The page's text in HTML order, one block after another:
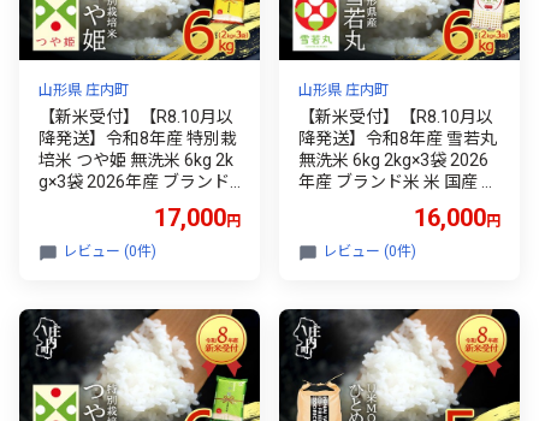
山形県 庄内町
【新米受付】【R8.10月以
降発送】令和8年産 特別栽
培米 つや姫 無洗米 6kg 2k
g×3袋 2026年産 ブランド
庄内平野 コシヒカリの原
点、亀の尾発祥の地 庄内
17,000円
レビュー (0件)
山形県 庄内町
【新米受付】【R8.10月以
降発送】令和8年産 雪若丸
無洗米 6kg 2kg×3袋 2026
年産 ブランド米 米 国産 単
16,000円
レビュー (0件)